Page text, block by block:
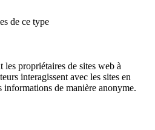
de ce type
les propriétaires de sites web à
interagissent avec les sites en
informations de manière anonyme.